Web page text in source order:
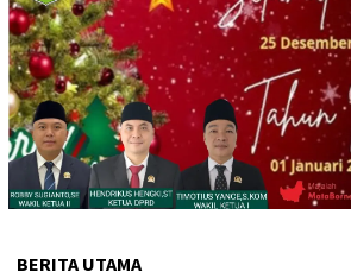
BERITA UTAMA